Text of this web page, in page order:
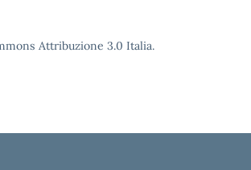
Attribuzione 3.0 Italia.